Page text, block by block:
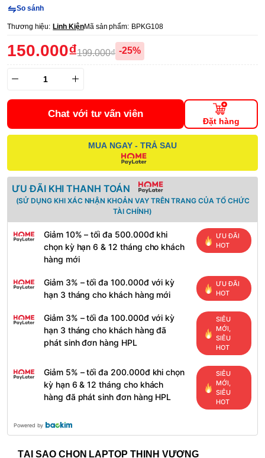
So sánh
Thương hiệu: Linh KiệnMã sản phẩm: BPKG108
150.000₫199.000₫ -25%
Chat với tư vấn viên
Đặt hàng
MUA NGAY - TRẢ SAU
ƯU ĐÃI KHI THANH TOÁN
(SỬ DỤNG KHI XÁC NHẬN KHOẢN VAY TRÊN TRANG CỦA TỔ CHỨC
TÀI CHÍNH)
Giảm 10% – tối đa 500.000đ khi
chọn kỳ hạn 6 & 12 tháng cho khách
hàng mới
ƯU ĐÃI
HOT
Giảm 3% – tối đa 100.000đ với kỳ
hạn 3 tháng cho khách hàng mới
ƯU ĐÃI
HOT
Giảm 3% – tối đa 100.000đ với kỳ
hạn 3 tháng cho khách hàng đã
phát sinh đơn hàng HPL
SIÊU
MỚI,
SIÊU
HOT
Giảm 5% – tối đa 200.000đ khi chọn
kỳ hạn 6 & 12 tháng cho khách
hàng đã phát sinh đơn hàng HPL
SIÊU
MỚI,
SIÊU
HOT
Powered by
TẠI SAO CHỌN LAPTOP THỊNH VƯỢNG